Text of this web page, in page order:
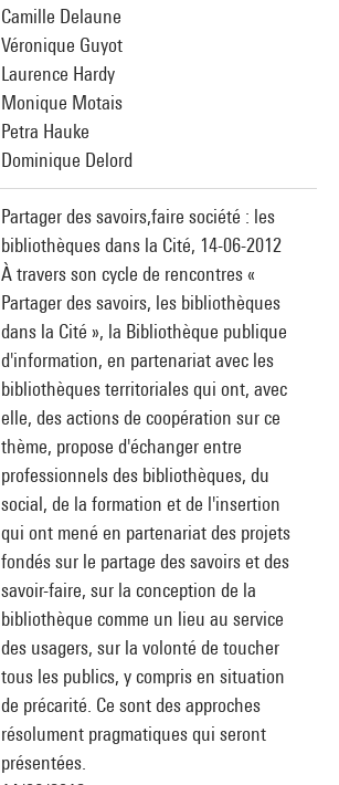
Camille Delaune
Véronique Guyot
Laurence Hardy
Monique Motais
Petra Hauke
Dominique Delord
Partager des savoirs,faire société : les
bibliothèques dans la Cité, 14-06-2012
À travers son cycle de rencontres «
Partager des savoirs, les bibliothèques
dans la Cité », la Bibliothèque publique
d'information, en partenariat avec les
bibliothèques territoriales qui ont, avec
elle, des actions de coopération sur ce
thème, propose d'échanger entre
professionnels des bibliothèques, du
social, de la formation et de l'insertion
qui ont mené en partenariat des projets
fondés sur le partage des savoirs et des
savoir-faire, sur la conception de la
bibliothèque comme un lieu au service
des usagers, sur la volonté de toucher
tous les publics, y compris en situation
de précarité. Ce sont des approches
résolument pragmatiques qui seront
présentées.